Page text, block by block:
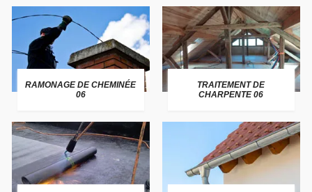
RAMONAGE DE CHEMINÉE
06
TRAITEMENT DE
CHARPENTE 06